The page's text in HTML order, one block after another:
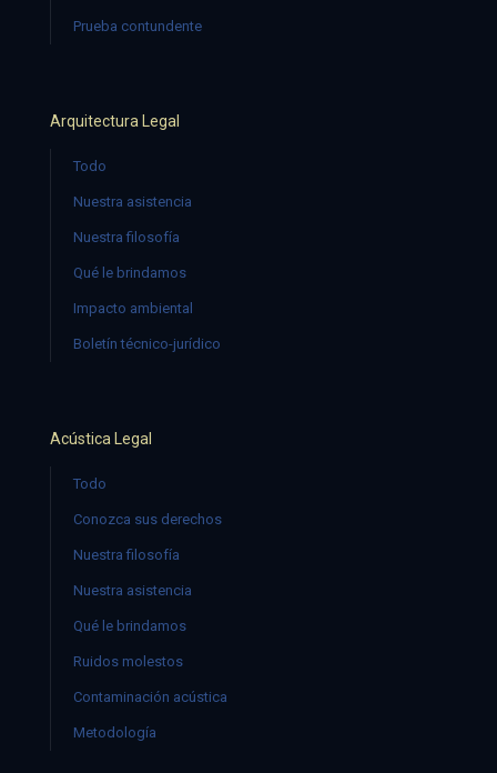
Prueba contundente
Arquitectura Legal
Todo
Nuestra asistencia
Nuestra filosofía
Qué le brindamos
Impacto ambiental
Boletín técnico-jurídico
Acústica Legal
Todo
Conozca sus derechos
Nuestra filosofía
Nuestra asistencia
Qué le brindamos
Ruidos molestos
Contaminación acústica
Metodología